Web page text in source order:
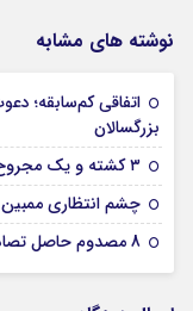
نوشته های مشابه
بزرگسالان
۳ کشته و یک مجروح وخیم حاصل تصادف شبانه در ایذه
چشم انتظاری ممبین 2026 | عکاس: وحید اورکی
8 مصدوم حاصل تصادف در جاده سوسن